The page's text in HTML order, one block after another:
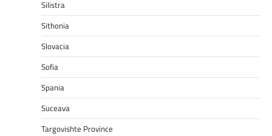
Silistra
Sithonia
Slovacia
Sofia
Spania
Suceava
Targovishte Province